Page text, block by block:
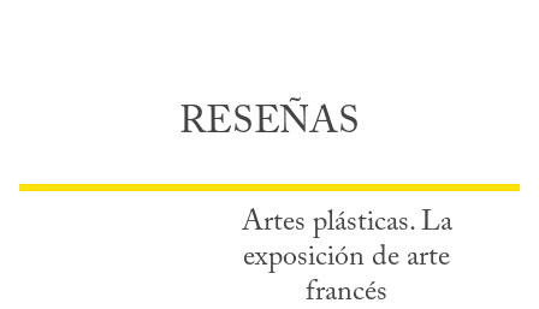
RESEÑAS
Artes plásticas. La
exposición de arte
francés